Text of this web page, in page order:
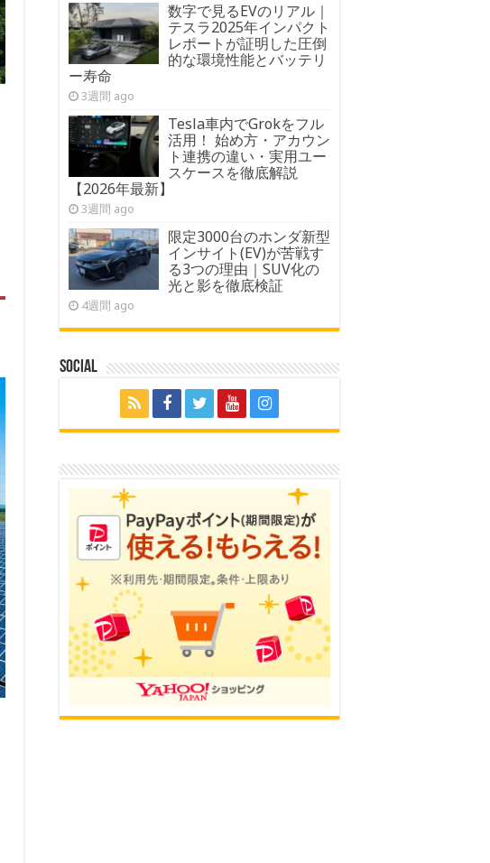
数字で見るEVのリアル｜
テスラ2025年インパクト
レポートが証明した圧倒
的な環境性能とバッテリ
ー寿命
3週間 ago
Tesla車内でGrokをフル
活用！ 始め方・アカウン
ト連携の違い・実用ユー
スケースを徹底解説
【2026年最新】
3週間 ago
限定3000台のホンダ新型
インサイト(EV)が苦戦す
る3つの理由｜SUV化の
光と影を徹底検証
4週間 ago
Social